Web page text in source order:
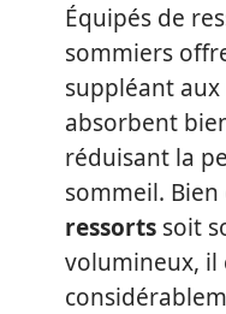
Équipés de
sommiers
suppléant
absorbent
réduisant la
sommeil. Bien
ressorts soit
volumineux, il